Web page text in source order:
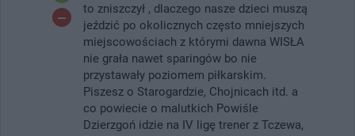
to zniszczył , dlaczego nasze dzieci muszą
jeździć po okolicznych często mniejszych
miejscowościach z którymi dawna WISŁA
nie grała nawet sparingów bo nie
przystawały poziomem piłkarskim.
Piszesz o Starogardzie, Chojnicach itd. a
co powiecie o malutkich Powiśle
Dzierzgoń idzie na IV ligę trener z Tczewa,